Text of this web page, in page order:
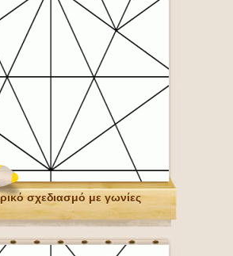
σχεδιασμό με γωνίες